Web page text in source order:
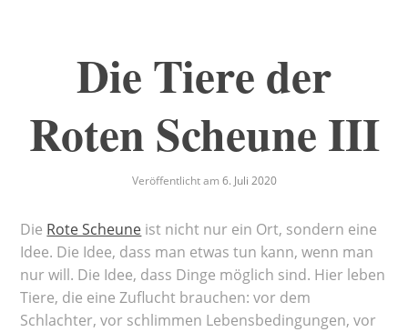
Die Tiere der
Roten Scheune III
Veröffentlicht am 6. Juli 2020
Die Rote Scheune ist nicht nur ein Ort, sondern eine
Idee. Die Idee, dass man etwas tun kann, wenn man
nur will. Die Idee, dass Dinge möglich sind. Hier leben
Tiere, die eine Zuflucht brauchen: vor dem
Schlachter, vor schlimmen Lebensbedingungen, vor